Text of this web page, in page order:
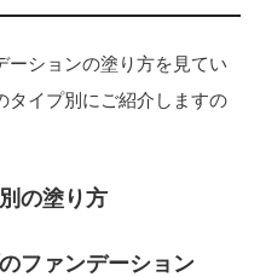
ーションの塗り方を見てい
タイプ別にご紹介しますの
の塗り方
ファンデーション